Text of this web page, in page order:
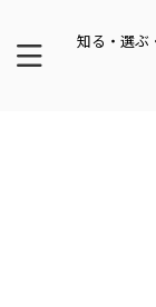
知る・選ぶ